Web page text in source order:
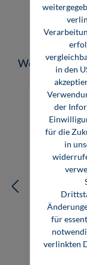
Weitere in den
der
für die
in
für
verlinkten